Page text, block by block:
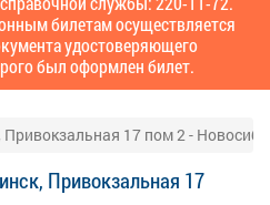
билетам осуществляется
удостоверяющего
был оформлен билет.
Привокзальная 17 пом 2 -
Привокзальная 17